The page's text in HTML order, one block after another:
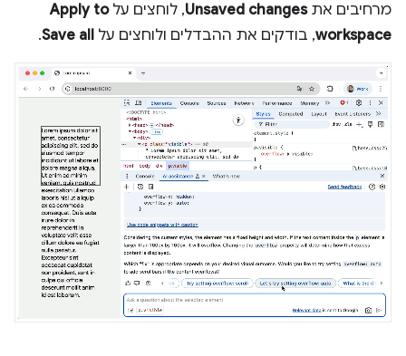
מרחיבים אתUnsaved changes, לוחצים עלApply to
workspace, בודקים את ההבדלים ולוחצים על Save all
.